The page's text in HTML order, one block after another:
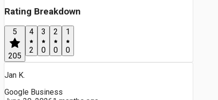
Rating Breakdown
5
205
4
2
3
0
2
0
1
0
Jan K.
Google Business